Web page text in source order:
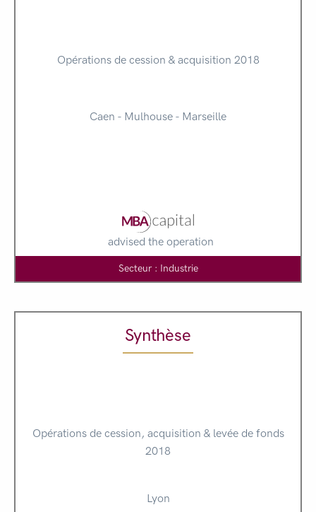
Opérations de cession & acquisition 2018
Caen - Mulhouse - Marseille
advised the operation
Secteur : Industrie
Synthèse
Opérations de cession, acquisition & levée de fonds
2018
Lyon